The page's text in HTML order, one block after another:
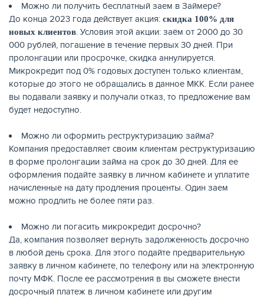
Можно ли получить бесплатный заем в Займере?
До конца 2023 года действует акция: скидка 100% для
новых клиентов. Условия этой акции: заём от 2000 до 30
000 рублей, погашение в течение первых 30 дней. При
пролонгации или просрочке, скидка аннулируется.
Микрокредит под 0% годовых доступен только клиентам,
которые до этого не обращались в данное МКК. Если ранее
вы подавали заявку и получали отказ, то предложение вам
будет недоступно.
Можно ли оформить реструктуризацию займа?
Компания предоставляет своим клиентам реструктуризацию
в форме пролонгации займа на срок до 30 дней. Для ее
оформления подайте заявку в личном кабинете и уплатите
начисленные на дату продления проценты. Один заем
можно продлить не более пяти раз.
Можно ли погасить микрокредит досрочно?
Да, компания позволяет вернуть задолженность досрочно
в любой день срока. Для этого подайте предварительную
заявку в личном кабинете, по телефону или на электронную
почту МФК. После ее рассмотрения в вы сможете внести
досрочный платеж в личном кабинете или другим